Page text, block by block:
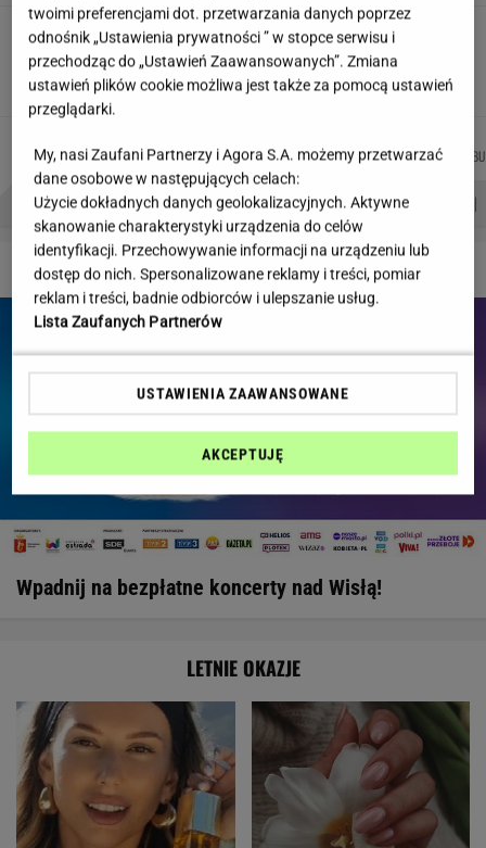
Teściowa mówi, że jest mamą jej
dziecka. "Chyba oszaleję"
KLAUDIA KIERZKOWSKA
DZIEJE SIĘ!
Wpadnij na bezpłatne koncerty nad Wisłą!
Autorzy:
NIEDZIAŁEK
KORYCKA
CHOJNACKA
WIATROWSKI-
PROBLEMY POLSKICH SIATKARZY ZNAK Z '30' WISŁAWA SZYMBORSKA
LETNIE OKAZJE
twoimi preferencjami dot. przetwarzania danych poprzez
odnośnik „Ustawienia prywatności ” w stopce serwisu i
przechodząc do „Ustawień Zaawansowanych”. Zmiana
ustawień plików cookie możliwa jest także za pomocą ustawień
przeglądarki.
My, nasi Zaufani Partnerzy i Agora S.A. możemy przetwarzać
dane osobowe w następujących celach:
Użycie dokładnych danych geolokalizacyjnych. Aktywne
skanowanie charakterystyki urządzenia do celów
identyfikacji. Przechowywanie informacji na urządzeniu lub
dostęp do nich. Spersonalizowane reklamy i treści, pomiar
reklam i treści, badnie odbiorców i ulepszanie usług.
Lista Zaufanych Partnerów
USTAWIENIA ZAAWANSOWANE
AKCEPTUJĘ